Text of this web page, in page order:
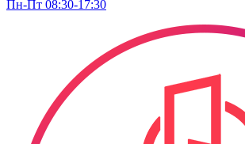
Пн-Пт 08:30-17:30